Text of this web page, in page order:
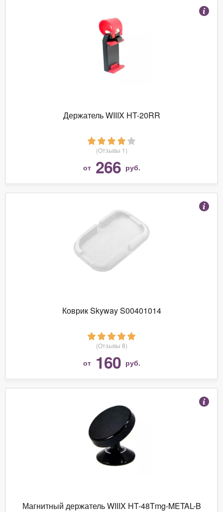
Держатель WIIIX HT-20RR
(Отзывы 1)
от 266 руб.
Коврик Skyway S00401014
(Отзывы 8)
от 160 руб.
Магнитный держатель WIIIX HT-48Tmg-METAL-B